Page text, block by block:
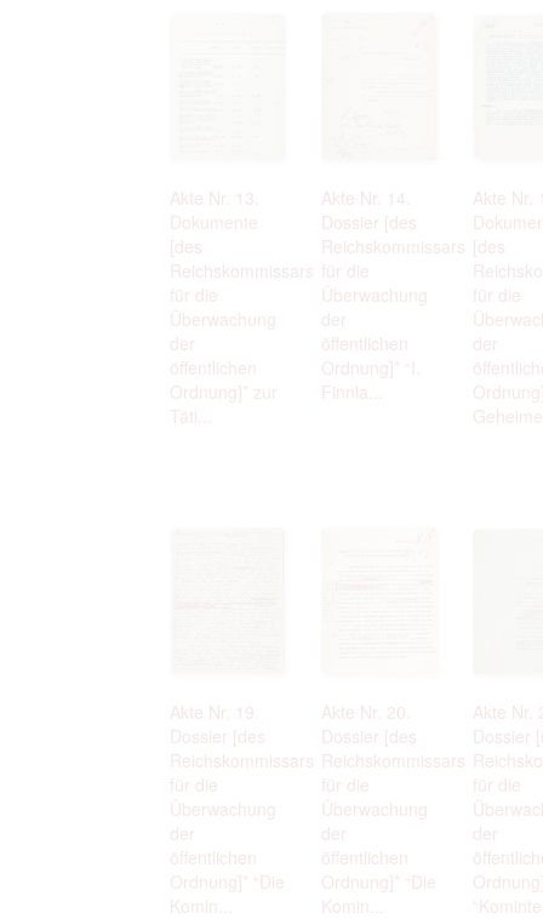
Akte Nr. 13.
Dokumente
[des
Reichskommissars
für die
Überwachung
der
öffentlichen
Ordnung]* zur
Täti...
Akte Nr. 14.
Dossier [des
Reichskommissars
für die
Überwachung
der
öffentlichen
Ordnung]* “I.
Finnla...
Akte Nr.
[des
für die
der
Akte Nr. 19.
Dossier [des
Reichskommissars
für die
Überwachung
der
öffentlichen
Ordnung]* “Die
Komin...
Akte Nr. 20.
Dossier [des
Reichskommissars
für die
Überwachung
der
öffentlichen
Ordnung]* “Die
Komin...
Akte Nr.
Dossier
für die
der